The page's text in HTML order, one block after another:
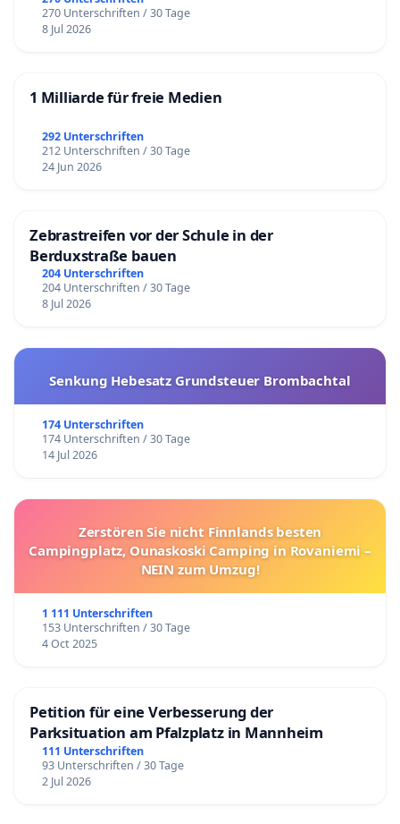
270 Unterschriften / 30 Tage
8 Jul 2026
1 Milliarde für freie Medien
292 Unterschriften
212 Unterschriften / 30 Tage
24 Jun 2026
Zebrastreifen vor der Schule in der
Berduxstraße bauen
204 Unterschriften
204 Unterschriften / 30 Tage
8 Jul 2026
Senkung Hebesatz Grundsteuer Brombachtal
174 Unterschriften
174 Unterschriften / 30 Tage
14 Jul 2026
Zerstören Sie nicht Finnlands besten
Campingplatz, Ounaskoski Camping in Rovaniemi –
NEIN zum Umzug!
1 111 Unterschriften
153 Unterschriften / 30 Tage
4 Oct 2025
Petition für eine Verbesserung der
Parksituation am Pfalzplatz in Mannheim
111 Unterschriften
93 Unterschriften / 30 Tage
2 Jul 2026